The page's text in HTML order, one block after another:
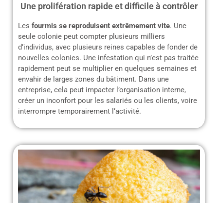
Une prolifération rapide et difficile à contrôler
Les fourmis se reproduisent extrêmement vite. Une
seule colonie peut compter plusieurs milliers
d’individus, avec plusieurs reines capables de fonder de
nouvelles colonies. Une infestation qui n’est pas traitée
rapidement peut se multiplier en quelques semaines et
envahir de larges zones du bâtiment. Dans une
entreprise, cela peut impacter l’organisation interne,
créer un inconfort pour les salariés ou les clients, voire
interrompre temporairement l’activité.